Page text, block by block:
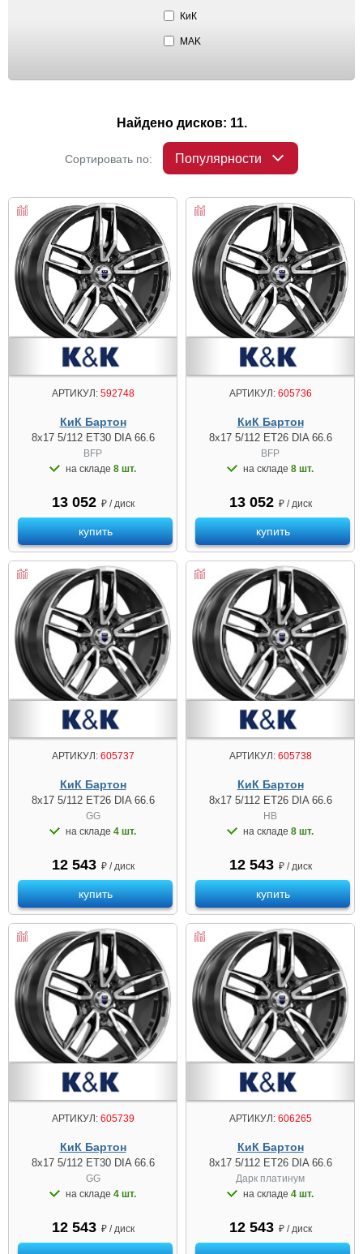
КиК
MAK
Найдено дисков: 11.
Сортировать по: Популярности
АРТИКУЛ:592748
КиК Бартон
8x17 5/112 ET30 DIA 66.6
BFP
на складе 8 шт.
13 052 ₽ / диск
купить
АРТИКУЛ:605736
КиК Бартон
8x17 5/112 ET26 DIA 66.6
BFP
на складе 8 шт.
13 052 ₽ / диск
купить
АРТИКУЛ:605737
КиК Бартон
8x17 5/112 ET26 DIA 66.6
GG
на складе 4 шт.
12 543 ₽ / диск
купить
АРТИКУЛ:605738
КиК Бартон
8x17 5/112 ET26 DIA 66.6
HB
на складе 8 шт.
12 543 ₽ / диск
купить
АРТИКУЛ:605739
КиК Бартон
8x17 5/112 ET30 DIA 66.6
GG
на складе 4 шт.
12 543 ₽ / диск
АРТИКУЛ:606265
КиК Бартон
8x17 5/112 ET26 DIA 66.6
Дарк платинум
на складе 4 шт.
12 543 ₽ / диск